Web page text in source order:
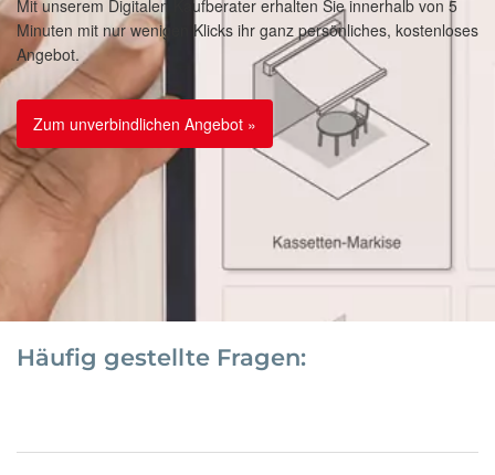
Mit unserem Digitalen Kaufberater erhalten Sie innerhalb von 5
Minuten mit nur wenigen Klicks ihr ganz persönliches, kostenloses
Angebot.
Zum unverbindlichen Angebot »
Häufig gestellte Fragen: